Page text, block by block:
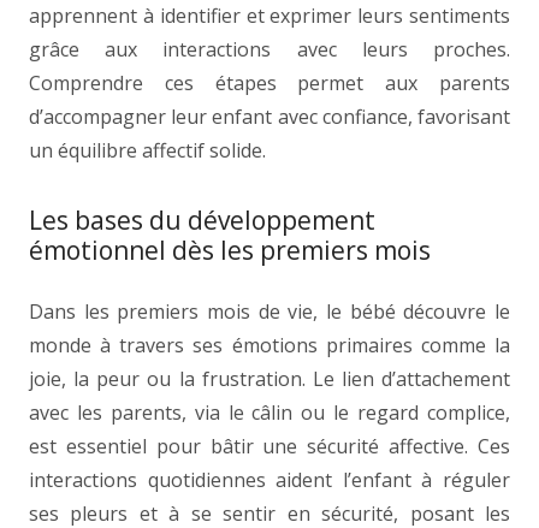
apprennent à identifier et exprimer leurs sentiments
grâce aux interactions avec leurs proches.
Comprendre ces étapes permet aux parents
d’accompagner leur enfant avec confiance, favorisant
un équilibre affectif solide.
Les bases du développement
émotionnel dès les premiers mois
Dans les premiers mois de vie, le bébé découvre le
monde à travers ses émotions primaires comme la
joie, la peur ou la frustration. Le lien d’attachement
avec les parents, via le câlin ou le regard complice,
est essentiel pour bâtir une sécurité affective. Ces
interactions quotidiennes aident l’enfant à réguler
ses pleurs et à se sentir en sécurité, posant les